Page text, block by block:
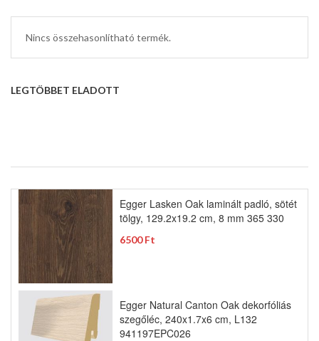
Nincs összehasonlítható termék.
LEGTÖBBET ELADOTT
Egger Lasken Oak laminált padló, sötét
tölgy, 129.2x19.2 cm, 8 mm 365 330
6500 Ft
Egger Natural Canton Oak dekorfóliás
szegőléc, 240x1.7x6 cm, L132
941197EPC026